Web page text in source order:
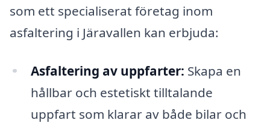
som ett specialiserat företag inom
asfaltering i Järavallen kan erbjuda:
Asfaltering av uppfarter: Skapa en
hållbar och estetiskt tilltalande
uppfart som klarar av både bilar och